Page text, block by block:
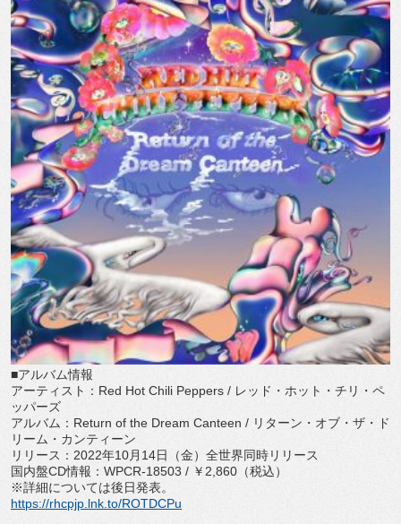
■アルバム情報
アーティスト： Red Hot Chili Peppers / レッド・ホット・チリ・ペ
ッパーズ
アルバム： Return of the Dream Canteen / リターン・オブ・ザ・ド
リーム・ カンティーン
リリース： 2022年10月 14日（金）全世界同時リリース
国内盤CD情報： WPCR-18503 / ￥ 2,860 （税込）
※詳細については後日発表。
https://rhcpjp.lnk.to/ROTDCPu